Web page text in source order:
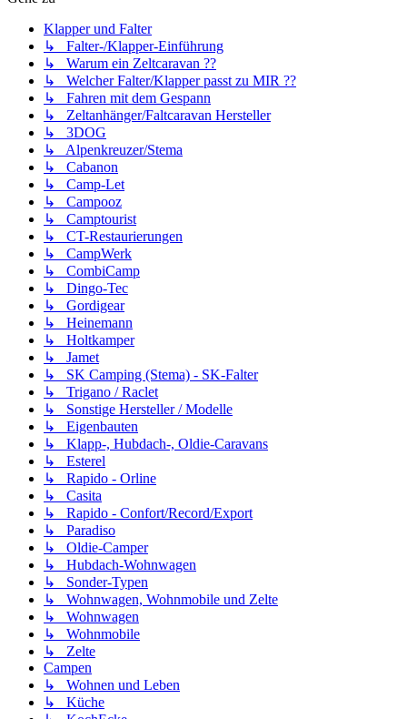
Klapper und Falter
↳ Falter-/Klapper-Einführung
↳ Warum ein Zeltcaravan ??
↳ Welcher Falter/Klapper passt zu MIR ??
↳ Fahren mit dem Gespann
↳ Zeltanhänger/Faltcaravan Hersteller
↳ 3DOG
↳ Alpenkreuzer/Stema
↳ Cabanon
↳ Camp-Let
↳ Campooz
↳ Camptourist
↳ CT-Restaurierungen
↳ CampWerk
↳ CombiCamp
↳ Dingo-Tec
↳ Gordigear
↳ Heinemann
↳ Holtkamper
↳ Jamet
↳ SK Camping (Stema) - SK-Falter
↳ Trigano / Raclet
↳ Sonstige Hersteller / Modelle
↳ Eigenbauten
↳ Klapp-, Hubdach-, Oldie-Caravans
↳ Esterel
↳ Rapido - Orline
↳ Casita
↳ Rapido - Confort/Record/Export
↳ Paradiso
↳ Oldie-Camper
↳ Hubdach-Wohnwagen
↳ Sonder-Typen
↳ Wohnwagen, Wohnmobile und Zelte
↳ Wohnwagen
↳ Wohnmobile
↳ Zelte
Campen
↳ Wohnen und Leben
↳ Küche